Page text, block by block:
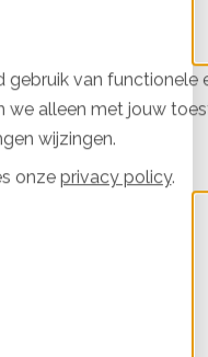
aspecten en
Coöperatieve
als collectief
dingen te
gebruik van
we alleen met jouw
wijzingen.
onze privacy policy.